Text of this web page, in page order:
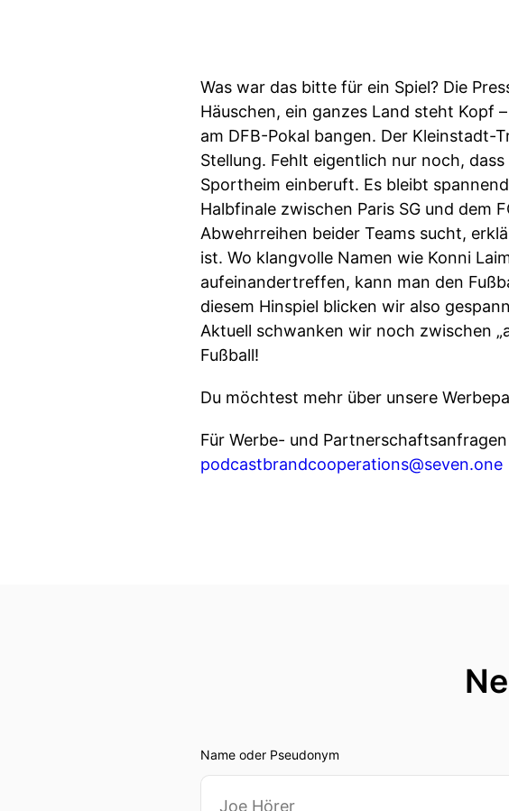
Was war das bitte für ein Spiel? Die
Häuschen, ein ganzes Land steht Kopf
am DFB-Pokal bangen. Der Kleinstadt-
Stellung. Fehlt eigentlich nur noch,
Sportheim einberuft. Es bleibt
Halbfinale zwischen Paris SG und dem
Abwehrreihen beider Teams sucht,
ist. Wo klangvolle Namen wie Konni
aufeinandertreffen, kann man den
diesem Hinspiel blicken wir also
Aktuell schwanken wir noch zwischen
Fußball!
Du möchtest mehr über unsere
Für Werbe- und
podcastbrandcooperations@seven.one
Name oder Pseudonym